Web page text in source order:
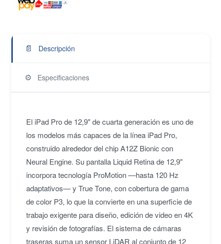
📄 Descripción
⚙️ Especificaciones
El iPad Pro de 12,9" de cuarta generación es uno de
los modelos más capaces de la línea iPad Pro,
construido alrededor del chip A12Z Bionic con
Neural Engine. Su pantalla Liquid Retina de 12,9"
incorpora tecnología ProMotion —hasta 120 Hz
adaptativos— y True Tone, con cobertura de gama
de color P3, lo que la convierte en una superficie de
trabajo exigente para diseño, edición de video en 4K
y revisión de fotografías. El sistema de cámaras
traseras suma un sensor LiDAR al conjunto de 12